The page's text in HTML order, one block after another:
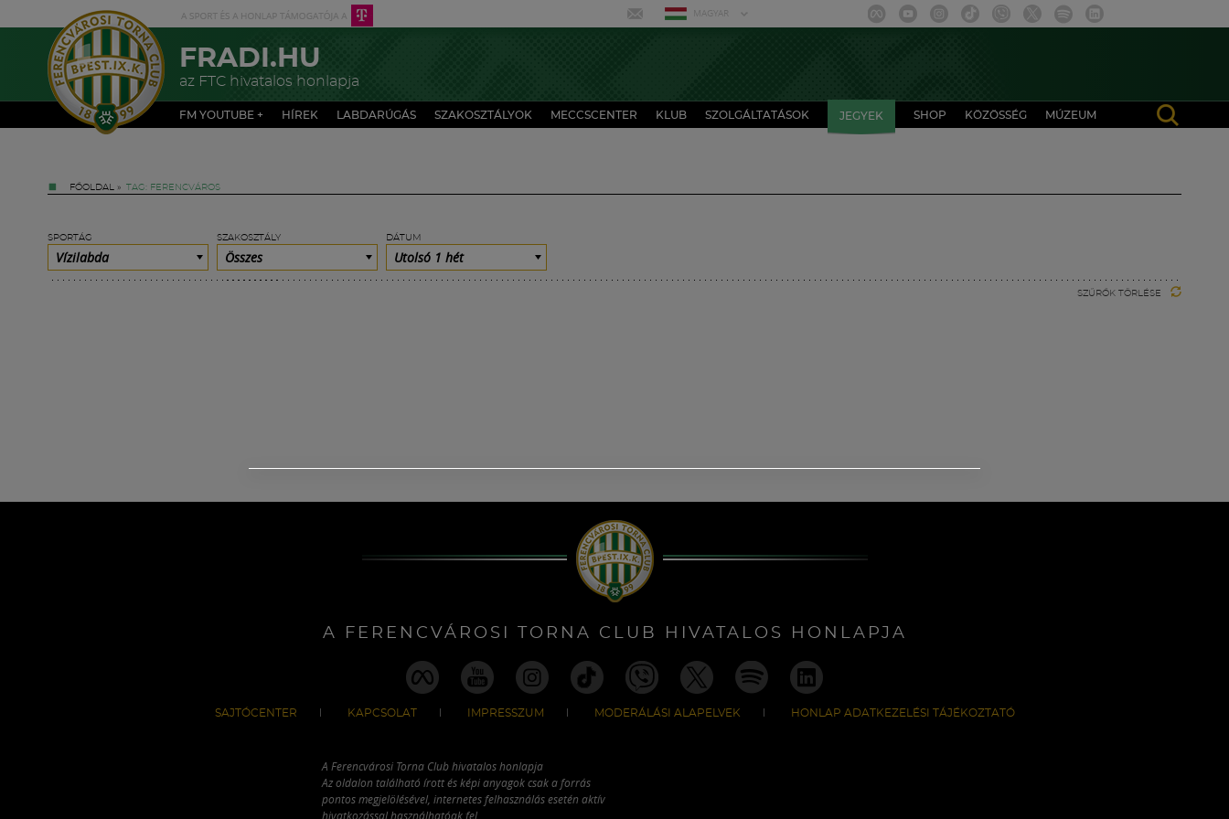
MAGYAR
FRADI.HU
az FTC hivatalos honlapja
FM YOUTUBE + HÍREK LABDARÚGÁS SZAKOSZTÁLYOK MECCSCENTER KLUB SZOLGÁLTATÁSOK JEGYEK SHOP KÖZÖSSÉG MÚZEUM
FŐOLDAL » TAG: FERENCVÁROS
SPORTÁG
Vízilabda
SZAKOSZTÁLY
Összes
DÁTUM
Utolsó 1 hét
SZŰRŐK TÖRLÉSE
A FERENCVÁROSI TORNA CLUB HIVATALOS HONLAPJA
SAJTÓCENTER KAPCSOLAT IMPRESSZUM MODERÁLÁSI ALAPELVEK HONLAP ADATKEZELÉSI TÁJÉKOZTATÓ
A Ferencvárosi Torna Club hivatalos honlapja
Az oldalon található írott és képi anyagok csak a forrás
pontos megjelölésével, internetes felhasználás esetén aktív
hivatkozással használhatóak fel.